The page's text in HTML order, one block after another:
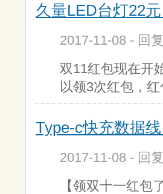
久量LED台灯22
2017-11-08 - 回
双11红包现在开
以领3次红包，
Type-c快充数据
2017-11-08 - 回
【领双十一红包